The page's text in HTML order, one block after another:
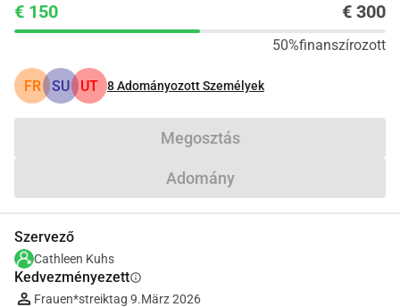
€ 150 € 300
50%finanszírozott
FR SU UT 8Adományozott Személyek
Megosztás
Adomány
Szervező
Cathleen Kuhs
Kedvezményezettinfo
Frauen*streiktag 9.März 2026